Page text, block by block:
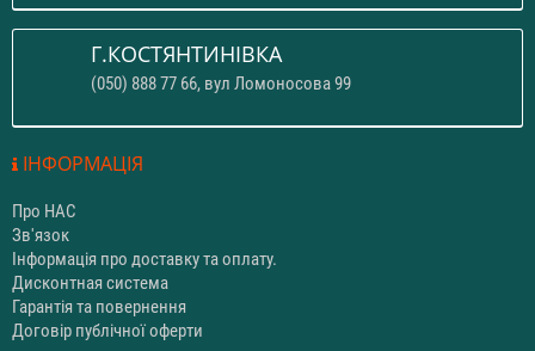
Г.КОСТЯНТИНІВКА
(050) 888 77 66, вул Ломоносова 99
ІНФОРМАЦІЯ
Про НАС
Зв'язок
Інформація про доставку та оплату.
Дисконтная система
Гарантія та повернення
Договір публічної оферти